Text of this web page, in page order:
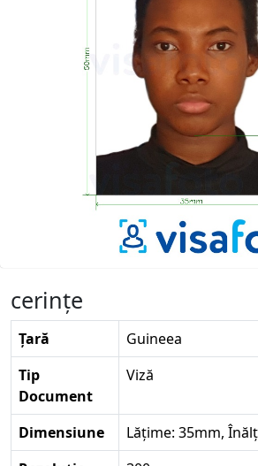
cerinţe
Țară
Guineea
Tip
Document
Viză
Dimensiune
Lățime: 35mm,